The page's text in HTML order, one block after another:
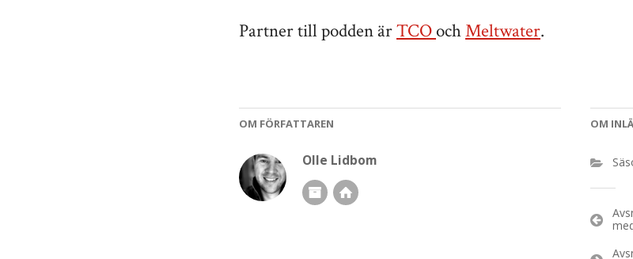
Partner till podden ärTCOochMeltwater.
OM FÖRFATTAREN
Olle Lidbom
OM